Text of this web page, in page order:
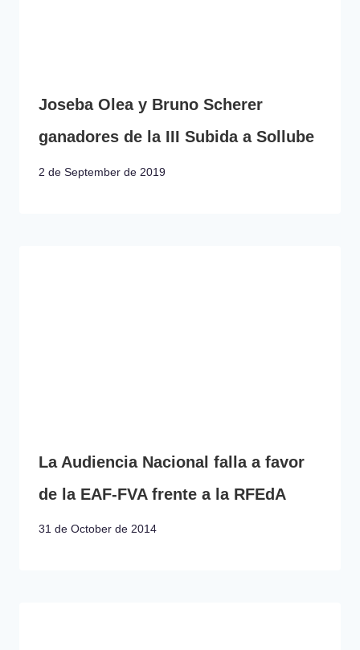
Joseba Olea y Bruno Scherer
ganadores de la III Subida a Sollube
2 de September de 2019
La Audiencia Nacional falla a favor
de la EAF-FVA frente a la RFEdA
31 de October de 2014